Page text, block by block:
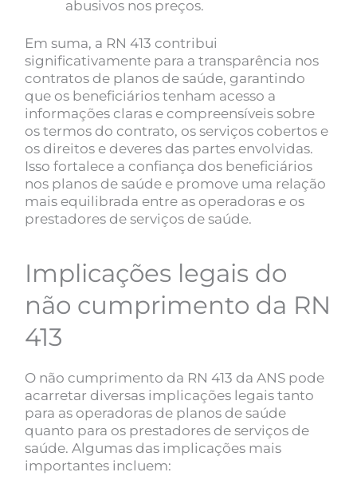
abusivos nos preços.
Em suma, a RN 413 contribui
significativamente para a transparência nos
contratos de planos de saúde, garantindo
que os beneficiários tenham acesso a
informações claras e compreensíveis sobre
os termos do contrato, os serviços cobertos e
os direitos e deveres das partes envolvidas.
Isso fortalece a confiança dos beneficiários
nos planos de saúde e promove uma relação
mais equilibrada entre as operadoras e os
prestadores de serviços de saúde.
Implicações legais do
não cumprimento da RN
413
O não cumprimento da RN 413 da ANS pode
acarretar diversas implicações legais tanto
para as operadoras de planos de saúde
quanto para os prestadores de serviços de
saúde. Algumas das implicações mais
importantes incluem: